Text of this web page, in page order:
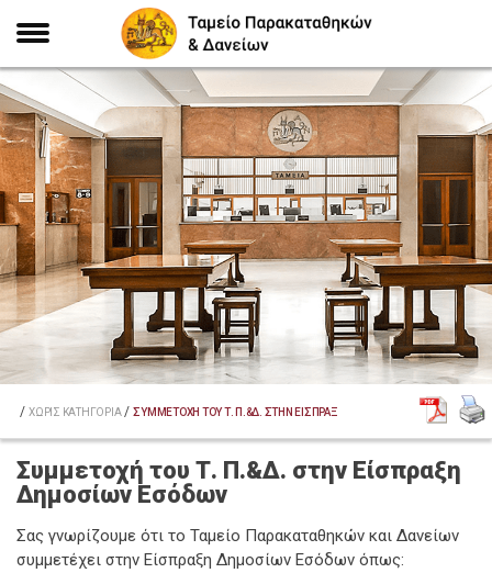
ΑΡΧΙΚΗ
/ ΧΩΡΙΣ ΚΑΤΗΓΟΡΙΑ/ΣΥΜΜΕΤΟΧΗ ΤΟΥ Τ. Π.&Δ. ΣΤΗΝ ΕΙΣΠΡΑΞΗ ΔΗΜΟΣΙΩΝ ΕΣΟΔΩΝ
Συμμετοχή του Τ. Π.&Δ. στην Είσπραξη
Δημοσίων Εσόδων
Σας γνωρίζουμε ότι το Ταμείο Παρακαταθηκών και Δανείων
συμμετέχει στην Είσπραξη Δημοσίων Εσόδων όπως: